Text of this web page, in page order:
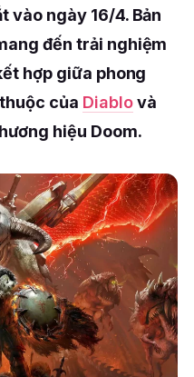
vào ngày 16/4. Bản
đến trải nghiệm
hợp giữa phong
của Diablovà
hiệu Doom.